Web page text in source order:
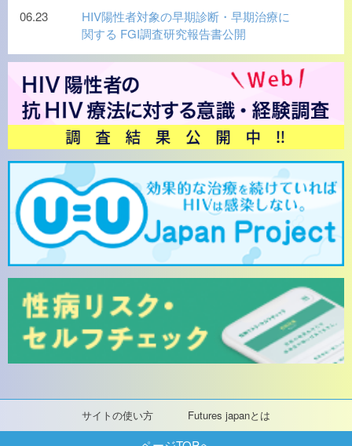
サイトの使い方 Futures japanとは
06.23
HIV陽性者対象の早期診断・早期治療に
関する FGI調査研究報告書公開